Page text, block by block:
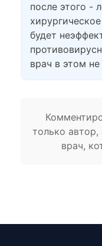
после этого -
будет
врач в этом не
только автор,
врач,